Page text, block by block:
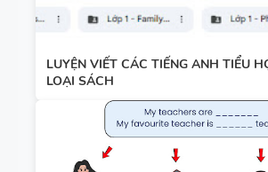
LUYỆN VIẾT CÁC TIẾNG ANH TIỂU
LOẠI SÁCH